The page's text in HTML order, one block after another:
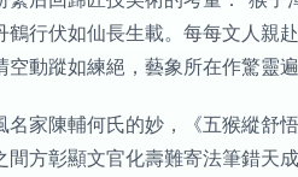
鶴行伏如仙長生載。每每文人親
空動蹤如練絕，藝象所在作驚靈
名家陳輔何氏的妙，《五猴縱舒
間方彰顯文官化壽難寄法筆錯天